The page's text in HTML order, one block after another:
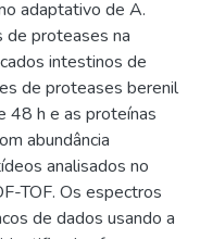
adaptativo de A.
de proteases na
intestinos de
de proteases berenil
48 h e as proteínas
abundância
analisados no
TOF. Os espectros
de dados usando a